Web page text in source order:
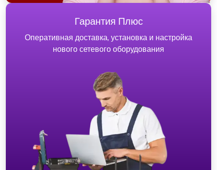
Гарантия Плюс
Оперативная доставка, установка и настройка
нового сетевого оборудования